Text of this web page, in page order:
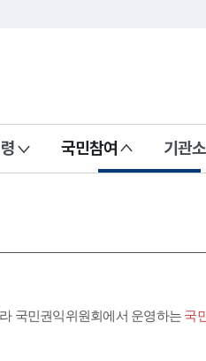
국민참여 기관
국민권익위원회에서 운영하는 국